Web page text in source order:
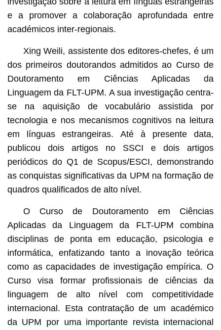
e a promover a colaboração aprofundada entre
académicos inter-regionais.
Xing Weili, assistente dos editores-chefes, é um
dos primeiros doutorandos admitidos ao Curso de
Doutoramento em Ciências Aplicadas da
Linguagem da FLT-UPM. A sua investigação centra-
se na aquisição de vocabulário assistida por
tecnologia e nos mecanismos cognitivos na leitura
em línguas estrangeiras. Até à presente data,
publicou dois artigos no SSCI e dois artigos
periódicos do Q1 de Scopus/ESCI, demonstrando
as conquistas significativas da UPM na formação de
quadros qualificados de alto nível.
O Curso de Doutoramento em Ciências
Aplicadas da Linguagem da FLT-UPM combina
disciplinas de ponta em educação, psicologia e
informática, enfatizando tanto a inovação teórica
como as capacidades de investigação empírica. O
Curso visa formar profissionais de ciências da
linguagem de alto nível com competitividade
internacional. Esta contratação de um académico
da UPM por uma importante revista internacional